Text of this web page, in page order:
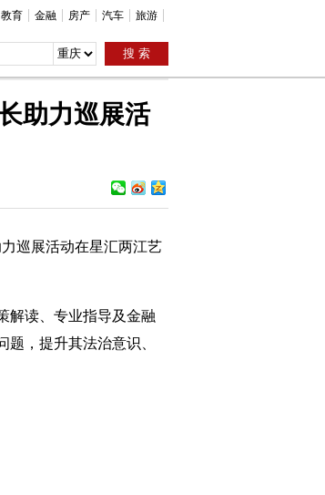
教育 金融 房产 汽车 旅游
助力巡展活
巡展活动在星汇两江艺
解读、专业指导及金融
，提升其法治意识、